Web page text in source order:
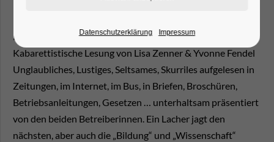
ERLESENES
Kabarettistische Lesung von Lisa Zenner & Yvonne Fendel
Unglaubliches, Lustiges, Seltsames, Skurriles aufgelesen in
Zeitungen, im Internet, im Bus, in Briefen, Broschüren,
Betriebsanleitungen, Gesetzen … unterhaltsam präsentiert
von den beiden Betreiberinnen. Ein Lacher jagt den
nächsten, aber auch die „Bildung“ und „Wissenschaft“
Datenschutzerklärung Impressum